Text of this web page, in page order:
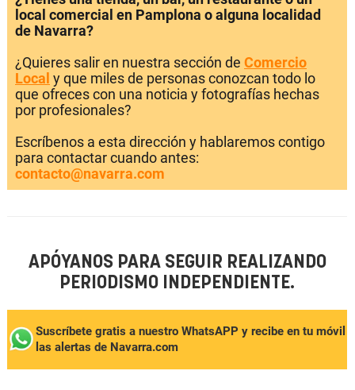
local comercial en Pamplona o alguna localidad
de Navarra?
¿Quieres salir en nuestra sección de Comercio
Local y que miles de personas conozcan todo lo
que ofreces con una noticia y fotografías hechas
por profesionales?
Escríbenos a esta dirección y hablaremos contigo
para contactar cuando antes:
contacto@navarra.com
APÓYANOS PARA SEGUIR REALIZANDO
PERIODISMO INDEPENDIENTE.
Suscríbete gratis a nuestro WhatsAPP y recibe en tu móvil
las alertas de Navarra.com